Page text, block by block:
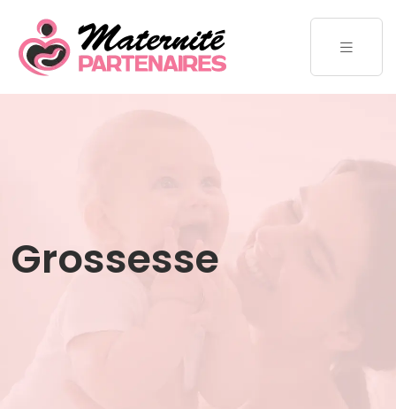
Grossesse